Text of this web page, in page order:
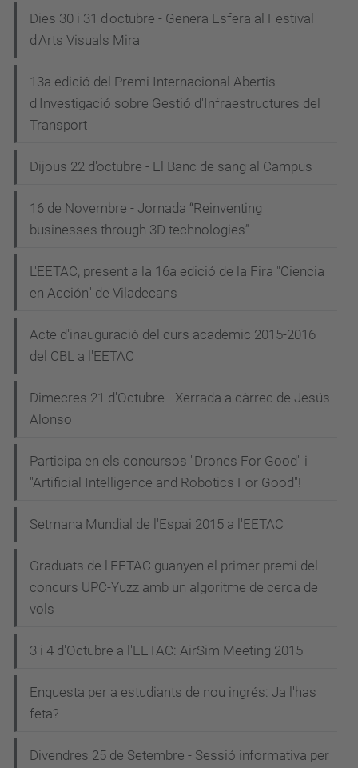
Dies 30 i 31 d'octubre - Genera Esfera al Festival
d'Arts Visuals Mira
13a edició del Premi Internacional Abertis
d'Investigació sobre Gestió d'Infraestructures del
Transport
Dijous 22 d'octubre - El Banc de sang al Campus
16 de Novembre - Jornada “Reinventing
businesses through 3D technologies”
L'EETAC, present a la 16a edició de la Fira "Ciencia
en Acción" de Viladecans
Acte d'inauguració del curs acadèmic 2015-2016
del CBL a l'EETAC
Dimecres 21 d'Octubre - Xerrada a càrrec de Jesús
Alonso
Participa en els concursos "Drones For Good" i
"Artificial Intelligence and Robotics For Good"!
Setmana Mundial de l'Espai 2015 a l'EETAC
Graduats de l'EETAC guanyen el primer premi del
concurs UPC-Yuzz amb un algoritme de cerca de
vols
3 i 4 d'Octubre a l'EETAC: AirSim Meeting 2015
Enquesta per a estudiants de nou ingrés: Ja l'has
feta?
Divendres 25 de Setembre - Sessió informativa per